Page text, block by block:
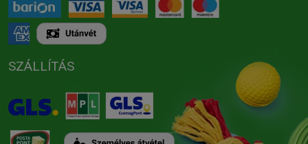
SZÁLLÍTÁS